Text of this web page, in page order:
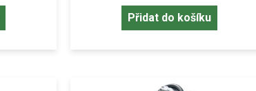
Přidat do košíku